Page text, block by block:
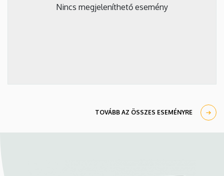
Nincs megjeleníthető esemény
TOVÁBB AZ ÖSSZES ESEMÉNYRE